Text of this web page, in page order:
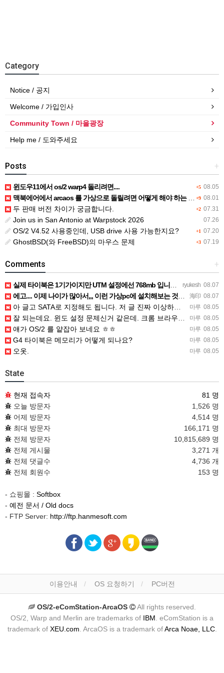
Category
Notice / 공지
Welcome / 가입인사
Community Town / 마을광장
Help me / 도와주세요
+
Posts
+5 08.05
윈도우11에서 os/2 warp4 돌리려면....
+9 08.01
맥북에어에서 arcaos 를 가상으로 돌릴려면 어떻게 해야 하는 지요?
+2 07.31
두 판매 버전 차이가 궁금합니다.
07.26
Join us in San Antonio at Warpstock 2026
+1 07.20
OS/2 V4.52 사용중인데, USB drive 사용 가능한지요?
+3 07.19
GhostBSD(와 FreeBSD)의 마우스 문제
+
Comments
ryukesh 08.07
실제 타이북은 1기가이지만 UTM 설정에선 768mb 입니다. 1기가나 그 보다 넘게 설정하면 UTM 에뮬레…
海印 08.07
에고.... 이제 나이가 많아서,,, 이런 가상pc에 설치해보는 것도 귀찮군요.. ㅎㅎ 날씨도 덥고.....…
마루 08.05
아 글고 SATA로 지정해도 됩니다. 저 글 진짜 이상하네요. 옛날꺼 퍼와서 그런거 같은데요.
마루 08.05
잘 되는데요. 윈도 설정 문제신거 같은데. 크롬 브라우저나 파폭으로 해 보세요
마루 08.05
얘가 OS/2 를 얕잡아 보네요 ㅎㅎ
마루 08.05
G4 타이북은 메모리가 어떻게 되나요?
마루 08.05
오옷.
State
현재 접속자
81 명
오늘 방문자
1,526 명
어제 방문자
4,514 명
최대 방문자
166,171 명
전체 방문자
10,815,689 명
전체 게시물
3,271 개
전체 댓글수
4,736 개
전체 회원수
153 명
- 쇼핑몰 : Softbox
- 예전 문서 / Old docs
- FTP Server: http://ftp.hanmesoft.com
이용안내 OS 요청하기 PC버전
OS/2-eComStation-ArcaOS
All rights reserved.
OS/2, Warp and Merlin are trademarks of IBM . eComStation is a
trademark of XEU.com . ArcaOS is a trademark ofArca Noae, LLC.